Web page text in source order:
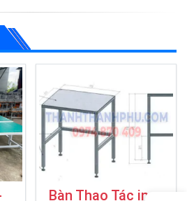
Bàn Thao Tác inox